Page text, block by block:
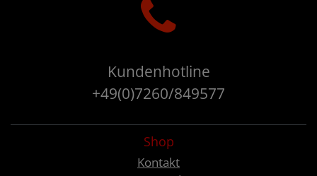
Kundenhotline
+49(0)7260/849577
Shop
Kontakt